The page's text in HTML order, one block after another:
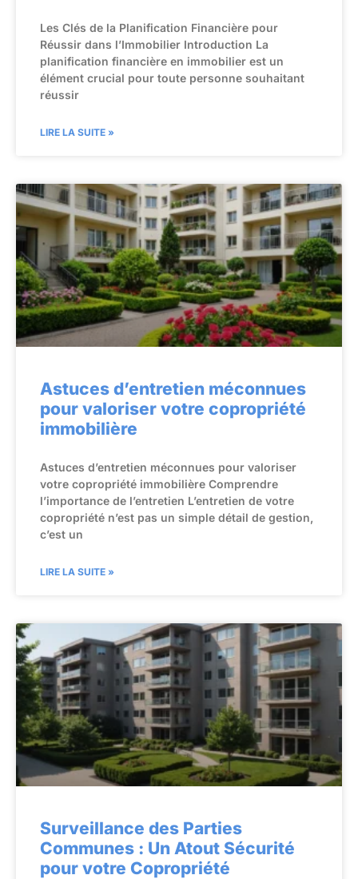
Les Clés de la Planification Financière pour
Réussir dans l’Immobilier Introduction La
planification financière en immobilier est un
élément crucial pour toute personne souhaitant
réussir
LIRE LA SUITE »
Astuces d’entretien méconnues
pour valoriser votre copropriété
immobilière
Astuces d’entretien méconnues pour valoriser
votre copropriété immobilière Comprendre
l’importance de l’entretien L’entretien de votre
copropriété n’est pas un simple détail de gestion,
c’est un
LIRE LA SUITE »
Surveillance des Parties
Communes : Un Atout Sécurité
pour votre Copropriété